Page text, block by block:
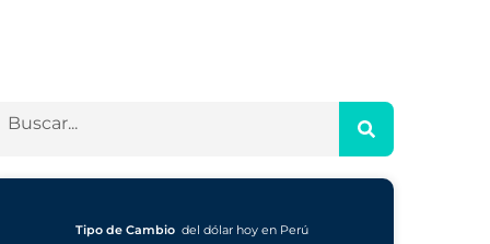
Tipo de Cambio del dólar hoy en Perú